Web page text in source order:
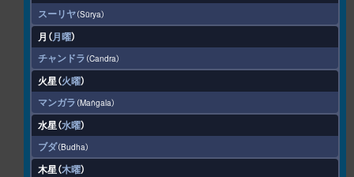
スーリヤ Sūrya
月（月曜）
チャンドラ Candra
火星（火曜）
マンガラ Maṅgala
水星（水曜）
ブダ Budha
木星（木曜）